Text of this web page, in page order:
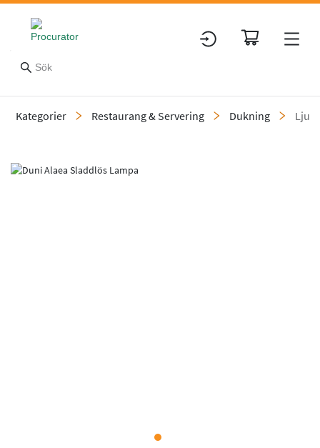
Kategorier Restaurang & Servering Dukning Ljus
Slide 1 of 1